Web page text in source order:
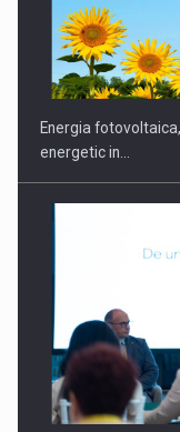
CEO Conference -
Webinar - Business
Investitii Digitalizare
Energia
energetic in…